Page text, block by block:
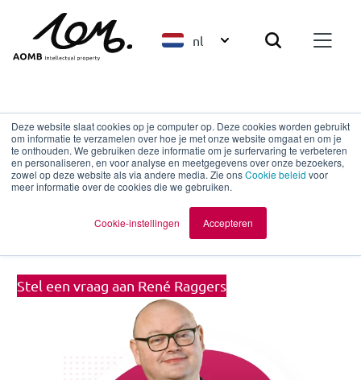
Deze website slaat cookies op je computer op. Deze cookies worden gebruikt
om informatie te verzamelen over hoe je met onze website omgaat en om je
te onthouden. We gebruiken deze informatie om je surfervaring te verbeteren
en personaliseren, en voor analyse en meetgegevens over onze bezoekers,
zowel op deze website als via andere media. Zie onsCookie beleid voor
meer informatie over de cookies die we gebruiken.
Cookie-instellingen Accepteren
nl
Terug naar overzicht
René Raggers
European Patent Attorney | Partner |
UPC Representative
Stel een vraag aan René Raggers